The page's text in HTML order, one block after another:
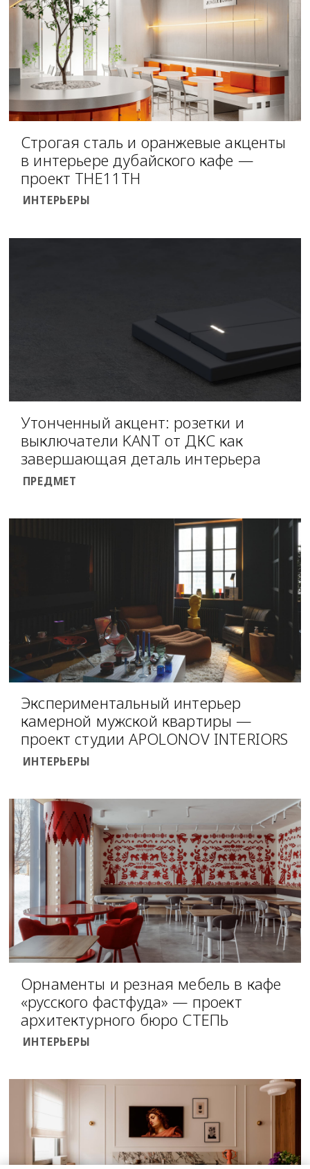
Строгая сталь и оранжевые акценты
в интерьере дубайского кафе —
проект THE11TH
ИНТЕРЬЕРЫ
Утонченный акцент: розетки и
выключатели KANT от ДКС как
завершающая деталь интерьера
ПРЕДМЕТ
Экспериментальный интерьер
камерной мужской квартиры —
проект студии APOLONOV INTERIORS
ИНТЕРЬЕРЫ
Орнаменты и резная мебель в кафе
«русского фастфуда» — проект
архитектурного бюро СТЕПЬ
ИНТЕРЬЕРЫ